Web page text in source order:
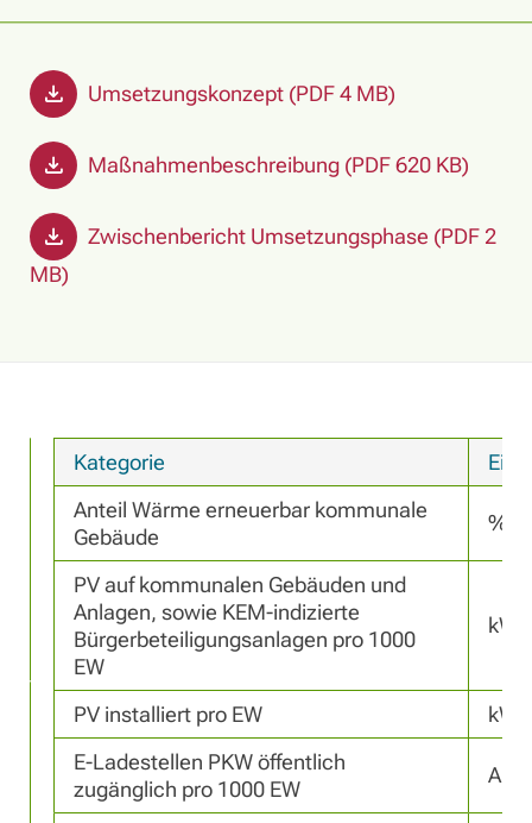
Umsetzungskonzept (PDF 4 MB)
Maßnahmenbeschreibung (PDF 620 KB)
Zwischenbericht Umsetzungsphase (PDF 2
MB)
Kategorie
Anteil Wärme erneuerbar kommunale
Gebäude
%
PV auf kommunalen Gebäuden und
Anlagen, sowie KEM-indizierte
Bürgerbeteiligungsanlagen pro 1000
EW
PV installiert pro EW
E-Ladestellen PKW öffentlich
zugänglich pro 1000 EW